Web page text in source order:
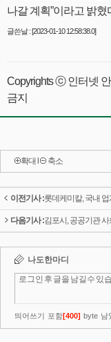
나갈 계획”이라고 밝혔
글쓴날 : [2023-01-10 12:58:38.0]
Copyrights ⓒ 인터넷
금지
확대 축소
이전기사 :롯데케미칼, 국내
다음기사 :김포시, 공공기관